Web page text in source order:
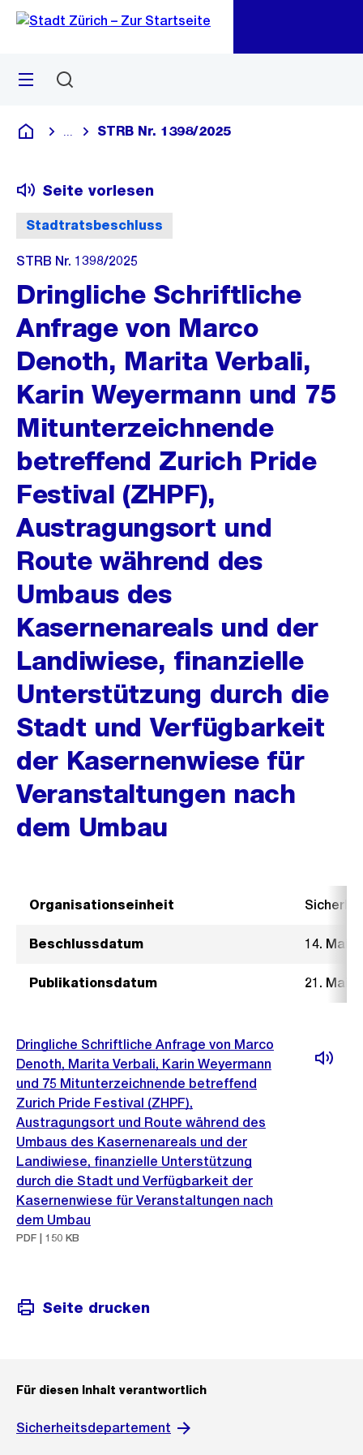
Navigation
Sprunglink
Menü
Deutsch
Blende alle Breadcrumbs ein
STRB Nr. 1398/2025
Stadtratsbeschluss
Seite vorlesen
STRB Nr. 1398/2025
Dringliche Schriftliche
Anfrage von Marco
Denoth, Marita Verbali,
Karin Weyermann und 75
Mitunterzeichnende
betreffend Zurich Pride
Festival (ZHPF),
Austragungsort und
Route während des
Umbaus des
Kasernenareals und der
Landiwiese, finanzielle
Unterstützung durch die
Stadt und Verfügbarkeit
der Kasernenwiese für
Veranstaltungen nach
dem Umbau
Organisationseinheit
Beschlussdatum 14. Mai
Publikationsdatum 21. Mai
Dringliche Schriftliche Anfrage von Marco
Denoth, Marita Verbali, Karin Weyermann
und 75 Mitunterzeichnende betreffend
Zurich Pride Festival (ZHPF),
Austragungsort und Route während des
Umbaus des Kasernenareals und der
Landiwiese, finanzielle Unterstützung
durch die Stadt und Verfügbarkeit der
Kasernenwiese für Veranstaltungen nach
dem Umbau
PDF | 150 KB
Seite drucken
Für diesen Inhalt verantwortlich
Sicherheitsdepartement